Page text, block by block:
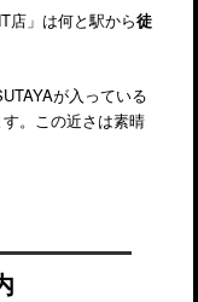
店」は何と駅から徒
が入っている
。この近さは素晴